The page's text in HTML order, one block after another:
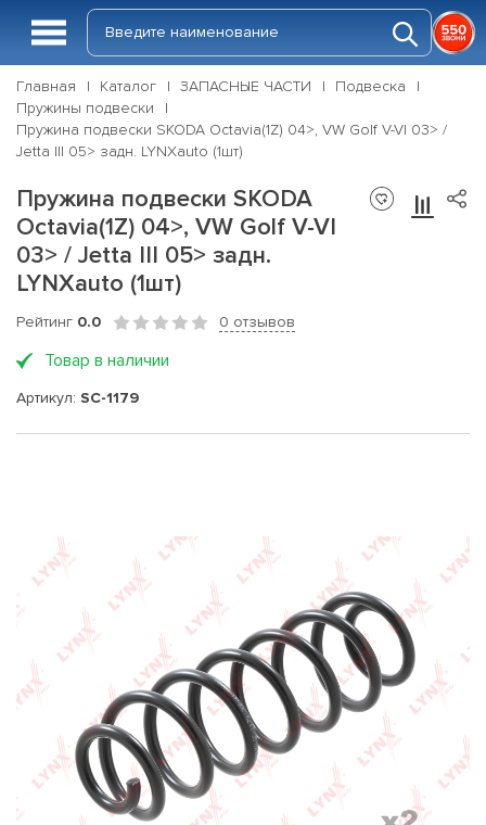
Главная Каталог ЗАПАСНЫЕ ЧАСТИ
Подвеска
Пружины подвески
Пружина подвески SKODA Octavia(1Z) 04>, VW Golf V-VI 03> /
Jetta III 05> задн. LYNXauto (1шт)
Пружина подвески SKODA
Octavia(1Z) 04>, VW Golf V-VI
03> / Jetta III 05> задн.
LYNXauto (1шт)
Рейтинг 0.0 0 отзывов
Товар в наличии
Артикул: SC-1179